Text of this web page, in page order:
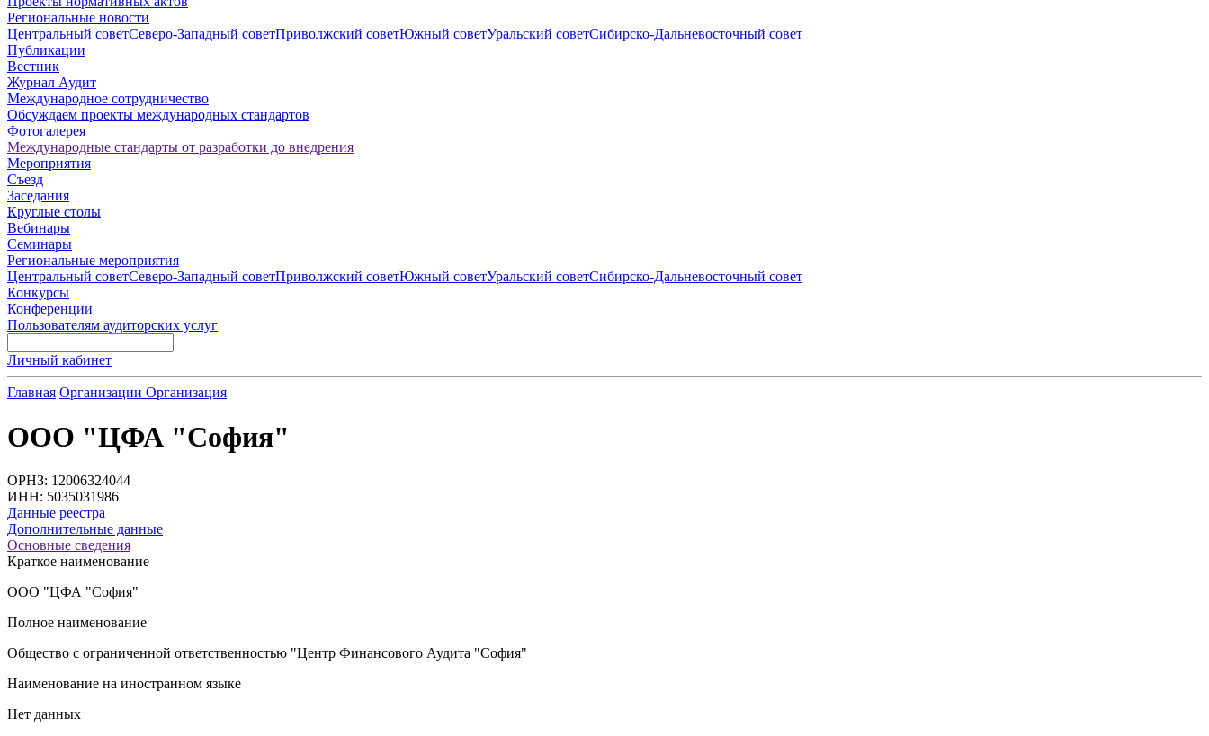
Региональные новости
Центральный советСеверо-Западный советПриволжский советЮжный советУральский советСибирско-Дальневосточный совет
Публикации
Вестник
Журнал Аудит
Международное сотрудничество
Обсуждаем проекты международных стандартов
Фотогалерея
Международные стандарты от разработки до внедрения
Мероприятия
Съезд
Заседания
Круглые столы
Вебинары
Семинары
Региональные мероприятия
Центральный советСеверо-Западный советПриволжский советЮжный советУральский советСибирско-Дальневосточный совет
Конкурсы
Конференции
Пользователям аудиторских услуг
Личный кабинет
Главная Организации Организация
ООО "ЦФА "София"
ОРНЗ: 12006324044
ИНН: 5035031986
Данные реестра
Дополнительные данные
Основные сведения
Краткое наименование
ООО "ЦФА "София"
Полное наименование
Общество с ограниченной ответственностью "Центр Финансового Аудита "София"
Наименование на иностранном языке
Нет данных